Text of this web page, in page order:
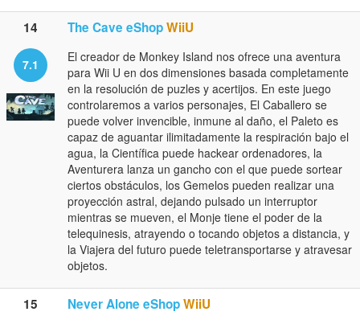
14 The Cave eShopWiiU
7.1
El creador de Monkey Island nos ofrece una aventura
para Wii U en dos dimensiones basada completamente
en la resolución de puzles y acertijos. En este juego
controlaremos a varios personajes, El Caballero se
puede volver invencible, inmune al daño, el Paleto es
capaz de aguantar ilimitadamente la respiración bajo el
agua, la Científica puede hackear ordenadores, la
Aventurera lanza un gancho con el que puede sortear
ciertos obstáculos, los Gemelos pueden realizar una
proyección astral, dejando pulsado un interruptor
mientras se mueven, el Monje tiene el poder de la
telequinesis, atrayendo o tocando objetos a distancia, y
la Viajera del futuro puede teletransportarse y atravesar
objetos.
15 Never Alone eShopWiiU